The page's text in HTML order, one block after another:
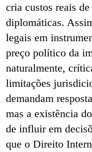
cria custos reais
diplomáticas.
legais em
preço político da
naturalmente,
limitações
demandam
mas a existência
de influir em
que o Direito